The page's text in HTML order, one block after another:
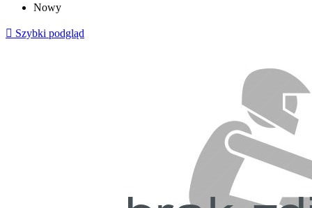
Nowy
 Szybki podgląd